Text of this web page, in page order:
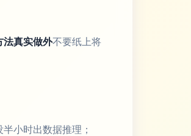
法真实做外不要纸上将
小时出数据推理；